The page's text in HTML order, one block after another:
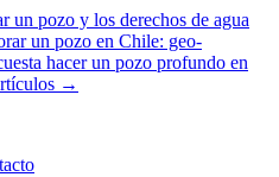
un pozo y los derechos de agua
un pozo en Chile: geo-
hacer un pozo profundo en
→